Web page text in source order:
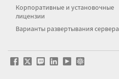
Корпоративные и установочные
лицензии
Варианты развертывания сервера